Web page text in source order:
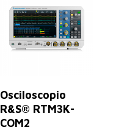
Osciloscopio
R&S® RTM3K-
COM2